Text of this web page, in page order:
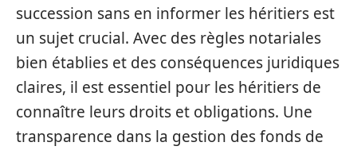
succession sans en informer les héritiers est
un sujet crucial. Avec des règles notariales
bien établies et des conséquences juridiques
claires, il est essentiel pour les héritiers de
connaître leurs droits et obligations. Une
transparence dans la gestion des fonds de